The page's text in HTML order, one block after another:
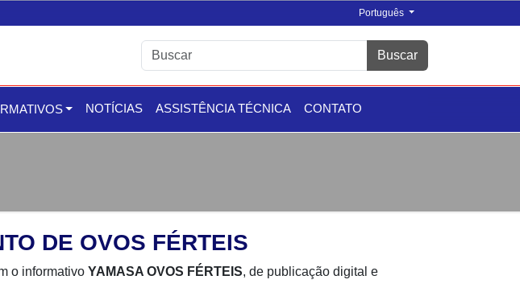
Português
Buscar
NOTÍCIAS ASSISTÊNCIA TÉCNICA CONTATO
DE OVOS FÉRTEIS
o informativo YAMASA OVOS FÉRTEIS, de publicação digital e